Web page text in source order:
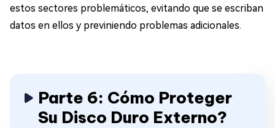
estos sectores problemáticos, evitando que se escriban
datos en ellos y previniendo problemas adicionales.
Parte 6: Cómo Proteger
Su Disco Duro Externo?